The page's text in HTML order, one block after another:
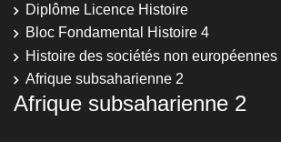
Diplôme Licence Histoire
Bloc Fondamental Histoire 4
Histoire des sociétés non européennes
Afrique subsaharienne 2
Afrique subsaharienne 2